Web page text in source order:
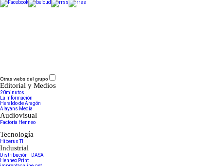
Otras webs del grupo
Editorial y Medios
20minutos
La Información
Heraldo de Aragón
Alayans Media
Audiovisual
Factoría Henneo
Tecnología
Hiberus TI
Industrial
Distribución - DASA
Henneo Print